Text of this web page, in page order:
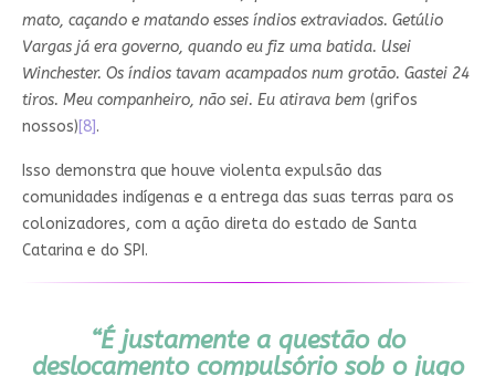
mato, caçando e matando esses índios extraviados. Getúlio
Vargas já era governo, quando eu fiz uma batida. Usei
Winchester. Os índios tavam acampados num grotão. Gastei 24
tiros. Meu companheiro, não sei. Eu atirava bem (grifos
nossos)[8].
Isso demonstra que houve violenta expulsão das
comunidades indígenas e a entrega das suas terras para os
colonizadores, com a ação direta do estado de Santa
Catarina e do SPI.
“É justamente a questão do
deslocamento compulsório sob o jugo